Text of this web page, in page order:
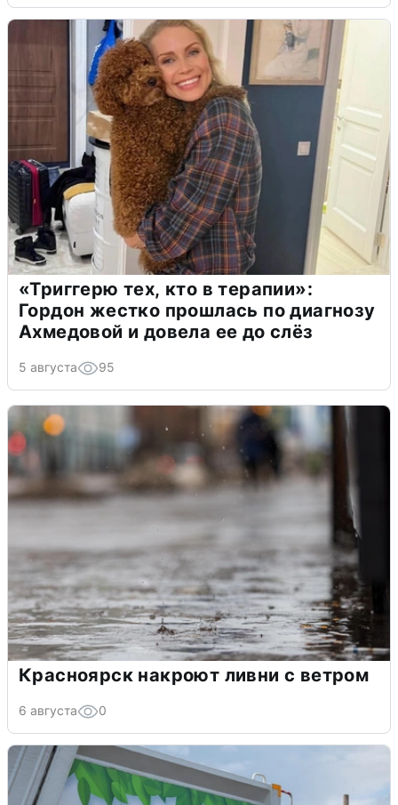
«Триггерю тех, кто в терапии»:
Гордон жестко прошлась по диагнозу
Ахмедовой и довела ее до слёз
5 августа 95
Красноярск накроют ливни с ветром
6 августа 0